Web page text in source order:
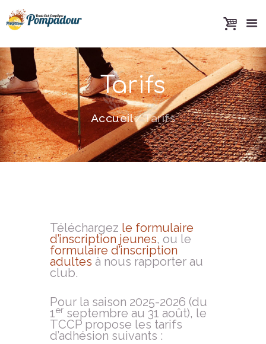
Tarifs
Accueil Tarifs
Téléchargez le formulaire
d’inscription jeunes, ou le
formulaire d’inscription
adultes à nous rapporter au
club.
Pour la saison 2025-2026 (du
1er septembre au 31 août), le
TCCP propose les tarifs
d’adhésion suivants :